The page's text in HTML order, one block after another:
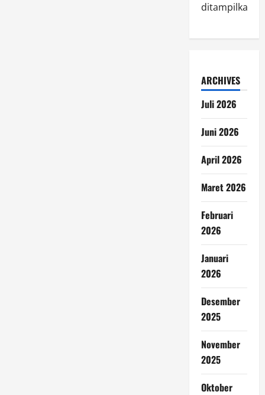
ditampilkan.
ARCHIVES
Juli 2026
Juni 2026
April 2026
Maret 2026
Februari
2026
Januari
2026
Desember
2025
November
2025
Oktober